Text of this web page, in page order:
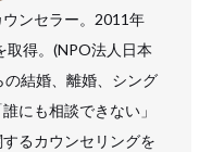
ンセラー。2011年
取得。(NPO法人日本
結婚、離婚、シング
にも相談できない」
るカウンセリングを